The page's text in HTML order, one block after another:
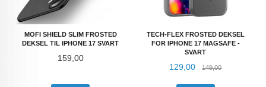
MOFI SHIELD SLIM FROSTED
DEKSEL TIL IPHONE 17 SVART
Pris
159,00
TECH-FLEX FROSTED DEKSEL
FOR IPHONE 17 MAGSAFE -
SVART
Tilbud
129,00 149,00Rabatt